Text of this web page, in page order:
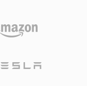
يضمن
إلى تدهور